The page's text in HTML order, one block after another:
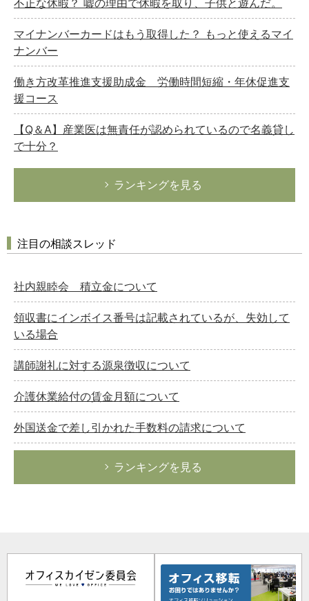
マイナンバーカードはもう取得した？ もっと使えるマイ
ナンバー
働き方改革推進支援助成金 労働時間短縮・年休促進支
援コース
【Q＆A】産業医は無責任が認められているので名義貸し
で十分？
ランキングを見る
注目の相談スレッド
社内親睦会 積立金について
領収書にインボイス番号は記載されているが、失効して
いる場合
講師謝礼に対する源泉徴収について
介護休業給付の賃金月額について
外国送金で差し引かれた手数料の請求について
ランキングを見る